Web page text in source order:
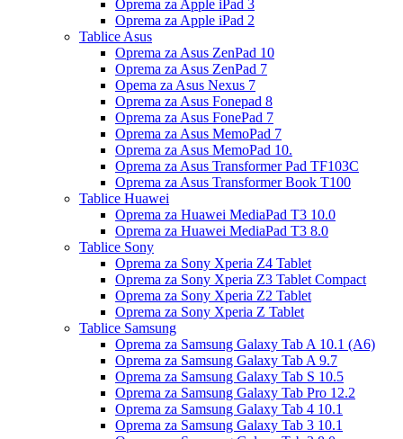
Oprema za Apple iPad 3
Oprema za Apple iPad 2
Tablice Asus
Oprema za Asus ZenPad 10
Oprema za Asus ZenPad 7
Opema za Asus Nexus 7
Oprema za Asus Fonepad 8
Oprema za Asus FonePad 7
Oprema za Asus MemoPad 7
Oprema za Asus MemoPad 10.
Oprema za Asus Transformer Pad TF103C
Oprema za Asus Transformer Book T100
Tablice Huawei
Oprema za Huawei MediaPad T3 10.0
Oprema za Huawei MediaPad T3 8.0
Tablice Sony
Oprema za Sony Xperia Z4 Tablet
Oprema za Sony Xperia Z3 Tablet Compact
Oprema za Sony Xperia Z2 Tablet
Oprema za Sony Xperia Z Tablet
Tablice Samsung
Oprema za Samsung Galaxy Tab A 10.1 (A6)
Oprema za Samsung Galaxy Tab A 9.7
Oprema za Samsung Galaxy Tab S 10.5
Oprema za Samsung Galaxy Tab Pro 12.2
Oprema za Samsung Galaxy Tab 4 10.1
Oprema za Samsung Galaxy Tab 3 10.1